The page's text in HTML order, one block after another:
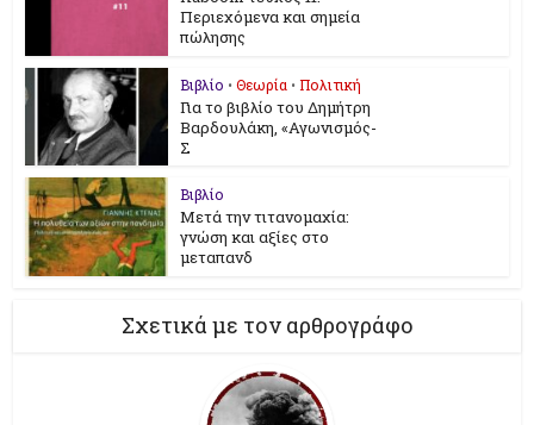
Περιεχόμενα και σημεία
πώλησης
Βιβλίο • Θεωρία • Πολιτική
Για το βιβλίο του Δημήτρη
Βαρδουλάκη, «Αγωνισμός-
Σ
Βιβλίο
Μετά την τιτανομαχία:
γνώση και αξίες στο
μεταπανδ
Σχετικά με τον αρθρογράφο